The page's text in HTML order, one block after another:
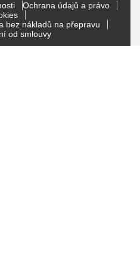
Ochrana údajů a právo
bez nákladů na přepravu
od smlouvy